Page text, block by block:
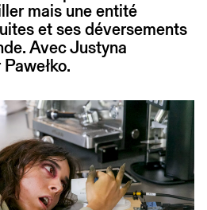
mais une entité
et ses déversements
Avec Justyna